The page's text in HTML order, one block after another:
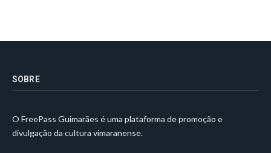
SOBRE
O FreePass Guimarães é uma plataforma de promoção e
divulgação da cultura vimaranense.